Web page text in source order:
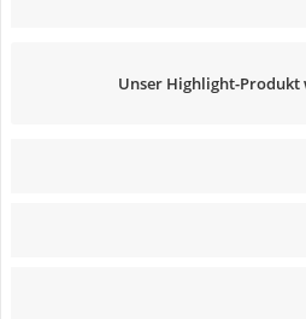
Unser Highlight-